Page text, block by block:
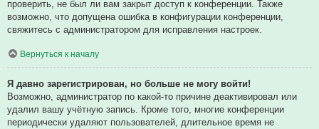
проверить, не был ли вам закрыт доступ к конференции. Также
возможно, что допущена ошибка в конфигурации конференции,
свяжитесь с администратором для исправления настроек.
Вернуться к началу
Я давно зарегистрирован, но больше не могу войти!
Возможно, администратор по какой-то причине деактивировал или
удалил вашу учётную запись. Кроме того, многие конференции
периодически удаляют пользователей, длительное время не